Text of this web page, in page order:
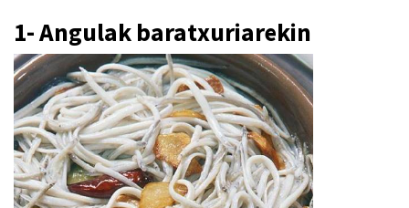
1- Angulak baratxuriarekin